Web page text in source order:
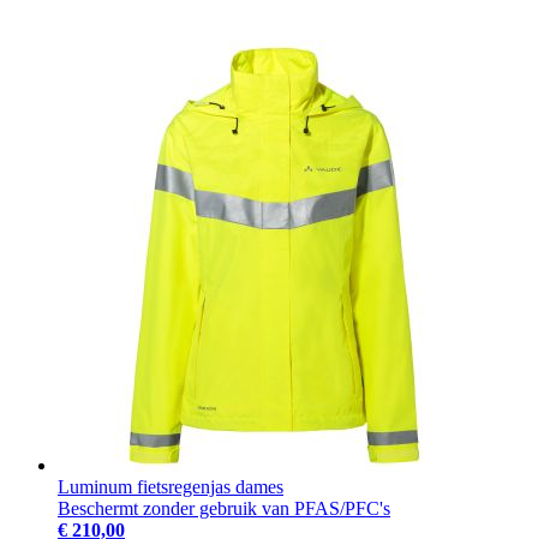
Luminum fietsregenjas dames
Beschermt zonder gebruik van PFAS/PFC's
€ 210,00